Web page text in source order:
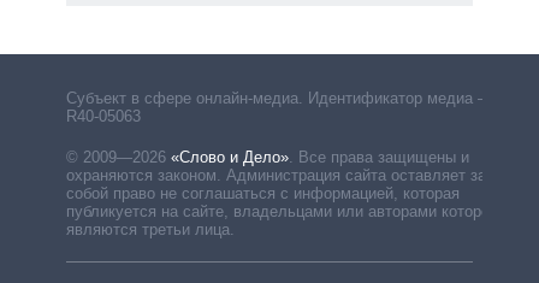
Субъект в сфере онлайн-медиа. Идентификатор медиа –
R40-05063
© 2009—2026 «Слово и Дело»
Все права защищены и
охраняются законом. Администрация сайта оставляет за
собой право не соглашаться с информацией, которая
публикуется на сайте, владельцами или авторами которой
являются третьи лица.